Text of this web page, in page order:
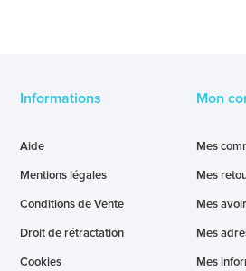
Informations
Aide
Mentions légales
Conditions de Vente
Droit de rétractation
Cookies
Mon
Mes
Mes
Mes
Mes
Mes